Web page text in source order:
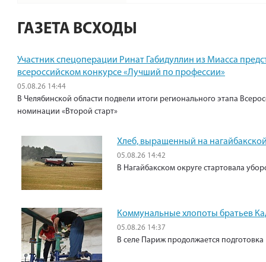
ГАЗЕТА ВСХОДЫ
Участник спецоперации Ринат Габидуллин из Миасса
всероссийском конкурсе «Лучший по профессии»
05.08.26 14:44
В Челябинской области подвели итоги регионального этапа
номинации «Второй старт»
Хлеб, выращенный на
05.08.26 14:42
В Нагайбакском округе стартовала
Коммунальные хлопоты братьев
05.08.26 14:37
В селе Париж продолжается подготовка